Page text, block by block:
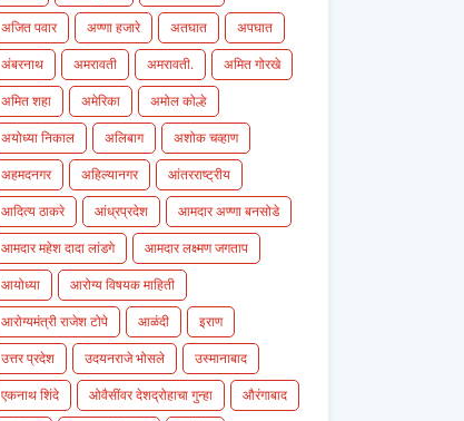
अजित पवार
अण्णा हजारे अतघात
अपघात
अंबरनाथ
अमरावती अमरावती.
अमित गोरखे
अमित शहा
अमेरिका
अमोल कोल्हे
अयोध्या निकाल
अलिबाग
अशोक चव्हाण
अहमदनगर
अहिल्यानगर
आंतरराष्ट्रीय
आदित्य ठाकरे
आंध्रप्रदेश
आमदार अण्णा बनसोडे
आमदार महेश दादा लांडगे
आमदार लक्ष्मण जगताप
आयोध्या
आरोग्य विषयक माहिती
आरोग्यमंत्री राजेश टोपे
आळंदी
इराण
उत्तर प्रदेश
उदयनराजे भोसले
उस्मानाबाद
एकनाथ शिंदे
ओवैसींवर देशद्रोहाचा गुन्हा
औरंगाबाद